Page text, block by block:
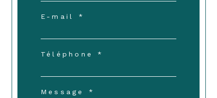
E-mail *
Téléphone *
Message *